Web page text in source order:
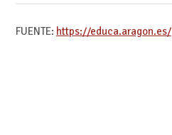
FUENTE: https://educa.aragon.es/